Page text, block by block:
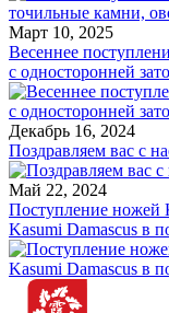
Март 10, 2025
Весеннее
с односторонней
Декабрь 16, 2024
Поздравляем вас с
Май 22, 2024
Поступление ножей
Kasumi Damascus в